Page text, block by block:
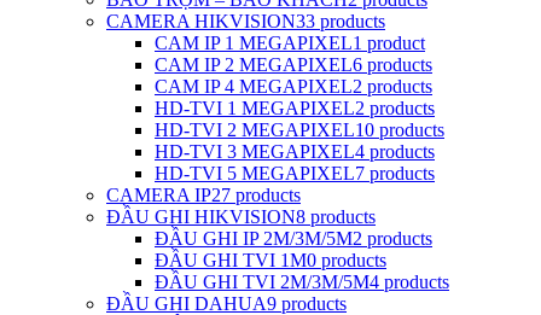
CAMERA HIKVISION33 products
CAM IP 1 MEGAPIXEL1 product
CAM IP 2 MEGAPIXEL6 products
CAM IP 4 MEGAPIXEL2 products
HD-TVI 1 MEGAPIXEL2 products
HD-TVI 2 MEGAPIXEL10 products
HD-TVI 3 MEGAPIXEL4 products
HD-TVI 5 MEGAPIXEL7 products
CAMERA IP27 products
ĐẦU GHI HIKVISION8 products
ĐẦU GHI IP 2M/3M/5M2 products
ĐẦU GHI TVI 1M0 products
ĐẦU GHI TVI 2M/3M/5M4 products
ĐẦU GHI DAHUA9 products